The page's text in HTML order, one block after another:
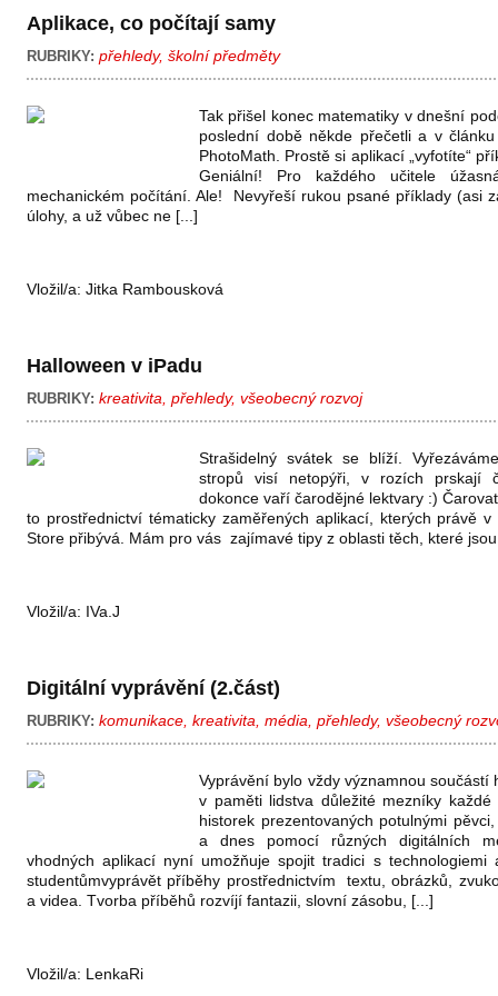
Aplikace, co počítají samy
RUBRIKY: přehledy, školní předměty
Tak přišel konec matematiky v dnešní
poslední době někde přečetli a v
PhotoMath. Prostě si aplikací „vyfotíte“
Geniální! Pro každého učitele
mechanickém počítání. Ale! Nevyřeší rukou psané příklady (asi
úlohy, a už vůbec ne [...]
Vložil/a: Jitka Rambousková
Halloween v iPadu
RUBRIKY: kreativita přehledy, všeobecný rozvoj
Strašidelný svátek se blíží.
stropů visí netopýři, v rozích prskají
dokonce vaří čarodějné lektvary :)
to prostřednictví tématicky zaměřených aplikací, kterých právě
Store přibývá. Mám pro vás zajímavé tipy z oblasti těch, které
Vložil/a: IVa.J
Digitální vyprávění (2.část)
RUBRIKY: komunikace kreativita média přehledy, všeobecný
Vyprávění bylo vždy významnou součástí
v paměti lidstva důležité mezníky každé
historek prezentovaných potulnými
a dnes pomocí různých digitálních
vhodných aplikací nyní umožňuje spojit tradici s technologiemi
studentůmvyprávět příběhy prostřednictvím textu, obrázků,
a videa. Tvorba příběhů rozvíjí fantazii, slovní zásobu, [...]
Vložil/a: LenkaRi